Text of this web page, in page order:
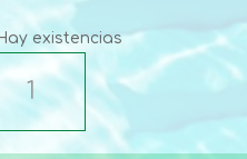
existencias
HTV-
TABLETA
MULTIFUNCION